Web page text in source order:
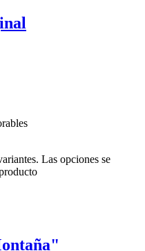
Las opciones se